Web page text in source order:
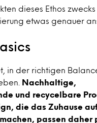
dieses Ethos zwecks
etwas genauer
in der richtigen
Nachhaltige,
und recycelbare
die das Zuhause
passen daher